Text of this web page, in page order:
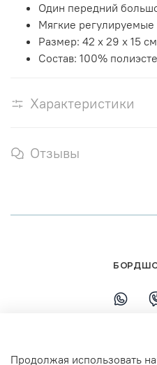
Один передний
Мягкие
Размер: 42 х 29 х 15 см
Состав: 100%
Характеристики
Отзывы
Продолжая использовать